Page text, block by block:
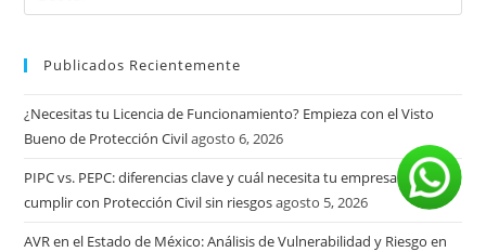
Publicados Recientemente
¿Necesitas tu Licencia de Funcionamiento? Empieza con el Visto
Bueno de Protección Civilagosto 6, 2026
PIPC vs. PEPC: diferencias clave y cuál necesita tu empresa para
cumplir con Protección Civil sin riesgosagosto 5, 2026
AVR en el Estado de México: Análisis de Vulnerabilidad y Riesgo en